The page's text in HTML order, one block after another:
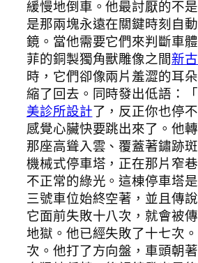
緩慢地倒車。他最討厭的不
是那兩塊永遠在關鍵時刻自
鏡。當他需要它們來判斷車
菲的銅製獨角獸雕像之間新
時，它們卻像兩片羞澀的耳
縮了回去。同時發出低語：
美診所設計了，反正你也停
感覺心臟快要跳出來了。他
那座高聳入雲、覆蓋著鏽跡
機械式停車塔，正在那片窄
不正常的綠光。這棟停車塔
三號車位始終空著，並且傳
它面前失敗十八次，就會被
地獄。他已經失敗了十七次
次。他打了方向盤，車頭朝